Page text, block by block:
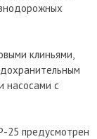
клиньями,
насосами с
25 предусмотрен